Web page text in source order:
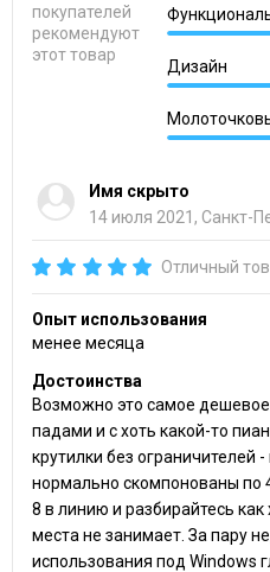
покупателей
рекомендуют
этот товар
Дизайн
Имя скрыто
14 июля 2021, Санкт-
Отличный
Опыт использования
менее месяца
Достоинства
Возможно это самое
падами и с хоть какой-то
крутилки без ограничителей
нормально скомпонованы по
8 в линию и разбирайтесь
места не занимает. За пару
использования под Windows